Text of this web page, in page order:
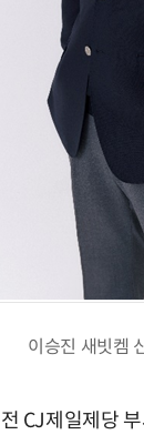
이승진 새빗켐
CJ제일제당